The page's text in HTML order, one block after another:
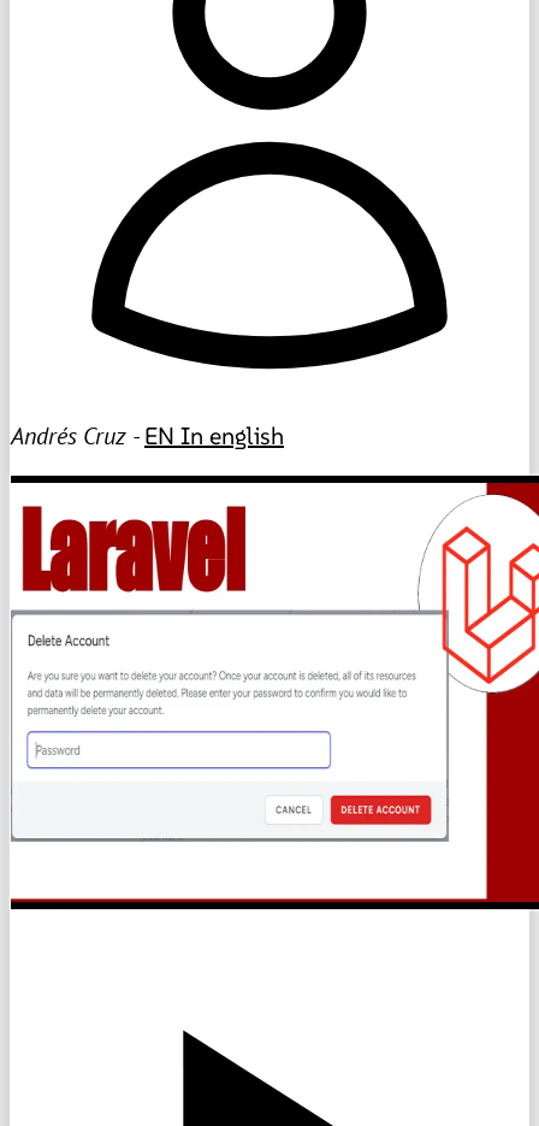
Andrés Cruz -EN In english